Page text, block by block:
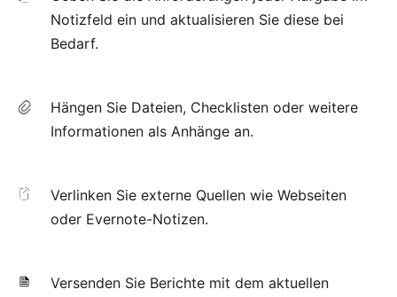
Notizfeld ein und aktualisieren Sie diese bei
Bedarf.
Hängen Sie Dateien, Checklisten oder weitere
Informationen als Anhänge an.
Verlinken Sie externe Quellen wie Webseiten
oder Evernote-Notizen.
Versenden Sie Berichte mit dem aktuellen